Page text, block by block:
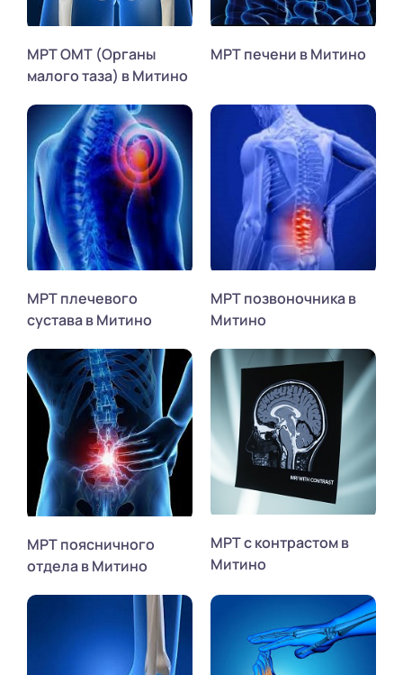
МРТ ОМТ (Органы
малого таза) в Митино
МРТ печени в Митино
МРТ плечевого
сустава в Митино
МРТ позвоночника в
Митино
МРТ поясничного
отдела в Митино
МРТ с контрастом в
Митино